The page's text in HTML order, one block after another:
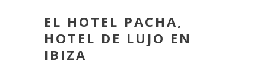
EL HOTEL PACHA,
HOTEL DE LUJO EN
IBIZA